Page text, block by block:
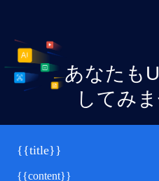
あなたも
してみ
{{title}}
{{content}}